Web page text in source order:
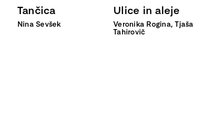
Tančica
Nina Sevšek
Ulice in aleje
Veronika Rogina, Tjaša
Tahirovič